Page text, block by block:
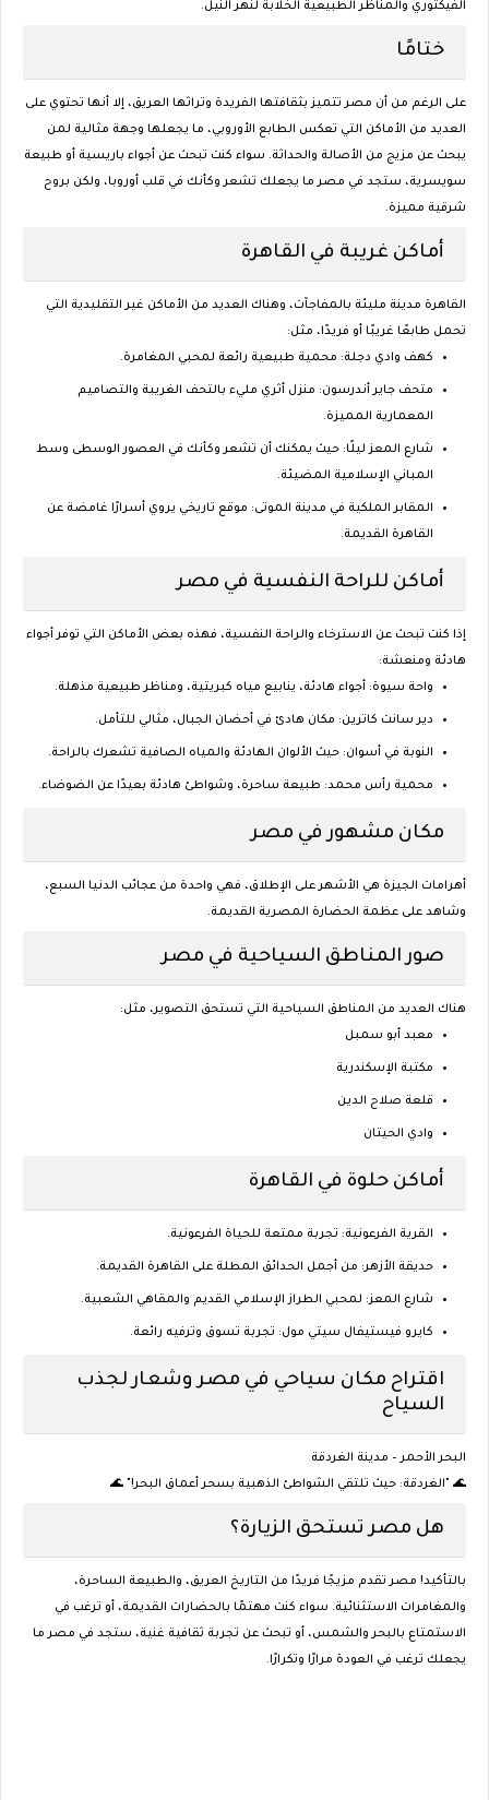
الفيكتوري والمناظر الطبيعية الخلابة لنهر النيل.
ختامًا
على الرغم من أن مصر تتميز بثقافتها الفريدة وتراثها العريق، إلا أنها تحتوي على
العديد من الأماكن التي تعكس الطابع الأوروبي، ما يجعلها وجهة مثالية لمن
يبحث عن مزيج من الأصالة والحداثة. سواء كنت تبحث عن أجواء باريسية أو طبيعة
سويسرية، ستجد في مصر ما يجعلك تشعر وكأنك في قلب أوروبا، ولكن بروح
شرقية مميزة.
أماكن غريبة في القاهرة
القاهرة مدينة مليئة بالمفاجآت، وهناك العديد من الأماكن غير التقليدية التي
تحمل طابعًا غريبًا أو فريدًا، مثل:
كهف وادي دجلة: محمية طبيعية رائعة لمحبي المغامرة.
متحف جاير أندرسون: منزل أثري مليء بالتحف الغريبة والتصاميم
المعمارية المميزة.
شارع المعز ليلًا: حيث يمكنك أن تشعر وكأنك في العصور الوسطى وسط
المباني الإسلامية المضيئة.
المقابر الملكية في مدينة الموتى: موقع تاريخي يروي أسرارًا غامضة عن
القاهرة القديمة.
أماكن للراحة النفسية في مصر
إذا كنت تبحث عن الاسترخاء والراحة النفسية، فهذه بعض الأماكن التي توفر أجواء
هادئة ومنعشة:
واحة سيوة: أجواء هادئة، ينابيع مياه كبريتية، ومناظر طبيعية مذهلة.
دير سانت كاترين: مكان هادئ في أحضان الجبال، مثالي للتأمل.
النوبة في أسوان: حيث الألوان الهادئة والمياه الصافية تشعرك بالراحة.
محمية رأس محمد: طبيعة ساحرة، وشواطئ هادئة بعيدًا عن الضوضاء.
مكان مشهور في مصر
أهرامات الجيزةهي الأشهر على الإطلاق، فهي واحدة من عجائب الدنيا السبع،
وشاهد على عظمة الحضارة المصرية القديمة.
صور المناطق السياحية في مصر
هناك العديد من المناطق السياحية التي تستحق التصوير، مثل:
معبد أبو سمبل
مكتبة الإسكندرية
قلعة صلاح الدين
وادي الحيتان
أماكن حلوة في القاهرة
القرية الفرعونية: تجربة ممتعة للحياة الفرعونية.
حديقة الأزهر: من أجمل الحدائق المطلة على القاهرة القديمة.
شارع المعز: لمحبي الطراز الإسلامي القديم والمقاهي الشعبية.
كايرو فيستيفال سيتي مول: تجربة تسوق وترفيه رائعة.
اقتراح مكان سياحي في مصر وشعار لجذب
السياح
البحر الأحمر – مدينة الغردقة
🌊"الغردقة: حيث تلتقي الشواطئ الذهبية بسحر أعماق البحر!"🌊
هل مصر تستحق الزيارة؟
بالتأكيد! مصر تقدم مزيجًا فريدًا من التاريخ العريق، والطبيعة الساحرة،
والمغامرات الاستثنائية. سواء كنت مهتمًا بالحضارات القديمة، أو ترغب في
الاستمتاع بالبحر والشمس، أو تبحث عن تجربة ثقافية غنية، ستجد في مصر ما
يجعلك ترغب في العودة مرارًا وتكرارًا.